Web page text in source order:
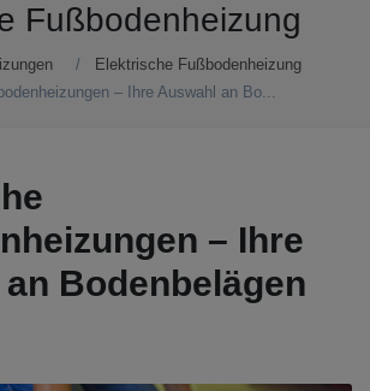
Fußbodenheizung
Elektrische Fußbodenheizung
– Ihre Auswahl an Bo...
– Ihre
Bodenbelägen